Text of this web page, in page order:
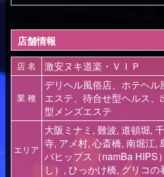
店舗情報
店 名 激安ヌキ道楽・ＶＩＰ
業 種
デリヘル風俗店、ホテヘ
エステ、待合せ型ヘルス
型メンズエステ
エリア
大阪ミナミ, 難波, 道頓堀,
寺, アメ村, 心斎橋, 南堀江,
バヒップス（namBa HIPS
し）, ひっかけ橋, グリコの